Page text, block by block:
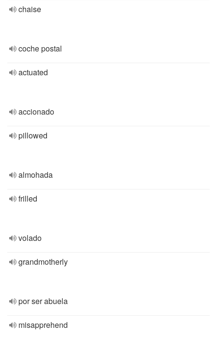
chaise
coche postal
actuated
accionado
pillowed
almohada
frilled
volado
grandmotherly
por ser abuela
misapprehend